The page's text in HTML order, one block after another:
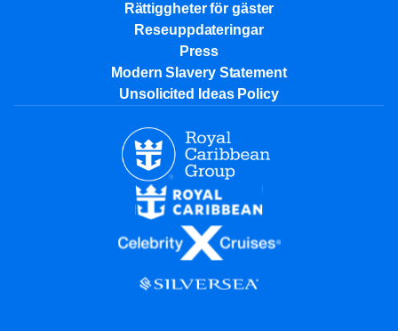
Rättiggheter för gäster
Reseuppdateringar​
Press
Modern Slavery Statement
Unsolicited Ideas Policy